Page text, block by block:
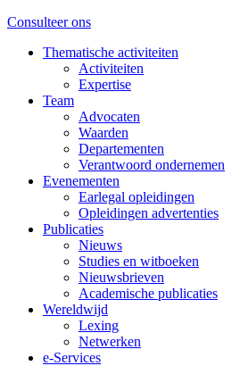
Consulteer ons
Thematische activiteiten
Activiteiten
Expertise
Team
Advocaten
Waarden
Departementen
Verantwoord ondernemen
Evenementen
Earlegal opleidingen
Opleidingen advertenties
Publicaties
Nieuws
Studies en witboeken
Nieuwsbrieven
Academische publicaties
Wereldwijd
Lexing
Netwerken
e-Services